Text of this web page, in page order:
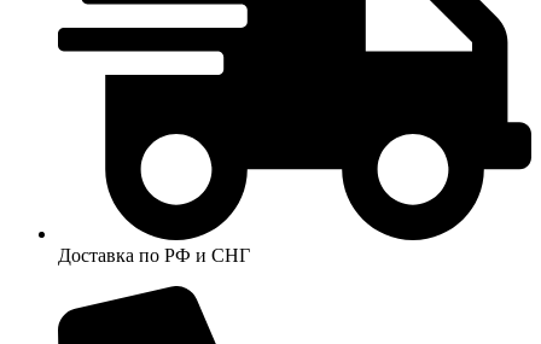
Доставка по РФ и СНГ